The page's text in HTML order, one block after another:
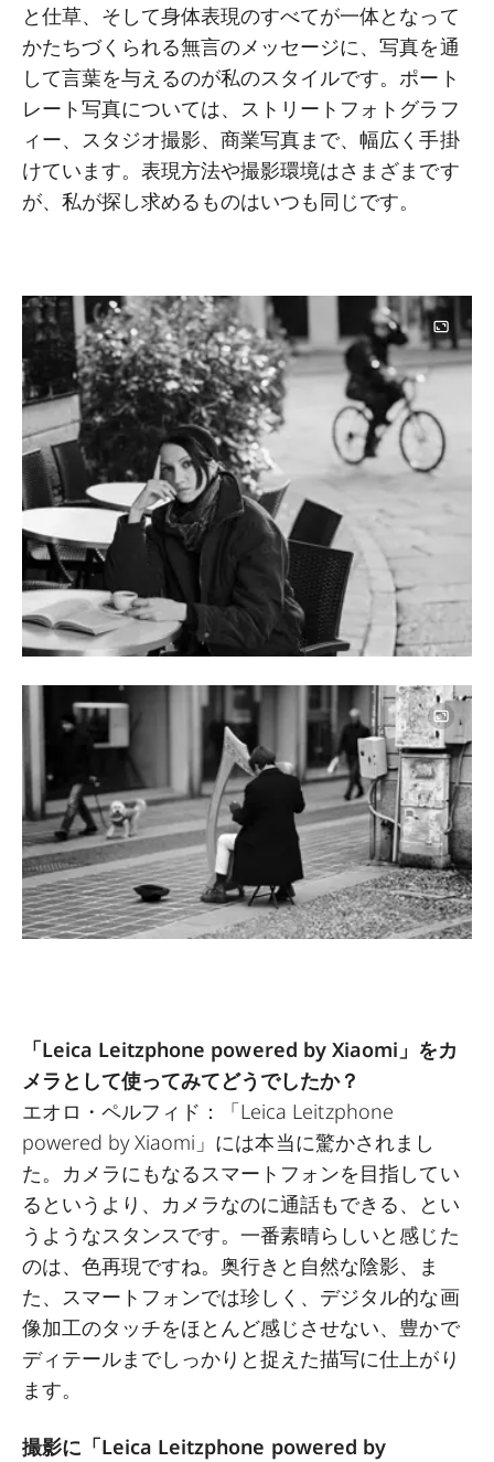
と仕草、そして身体表現のすべてが一体となって
かたちづくられる無言のメッセージに、写真を通
して言葉を与えるのが私のスタイルです。ポート
レート写真については、ストリートフォトグラフ
ィー、スタジオ撮影、商業写真まで、幅広く手掛
けています。表現方法や撮影環境はさまざまです
が、私が探し求めるものはいつも同じです。
Image
「Leica Leitzphone powered by Xiaomi」をカ
メラとして使ってみてどうでしたか？
エオロ・ペルフィド：「Leica Leitzphone
powered by Xiaomi」には本当に驚かされまし
た。カメラにもなるスマートフォンを目指してい
るというより、カメラなのに通話もできる、とい
うようなスタンスです。一番素晴らしいと感じた
のは、色再現ですね。奥行きと自然な陰影、ま
た、スマートフォンでは珍しく、デジタル的な画
像加工のタッチをほとんど感じさせない、豊かで
ディテールまでしっかりと捉えた描写に仕上がり
ます。
撮影に「Leica Leitzphone powered by